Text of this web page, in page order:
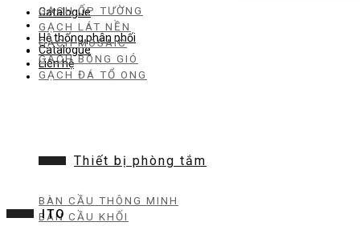
Catalogue
Hệ thống phân phối
Liên hệ
Catalogue
GẠCH ỐP TƯỜNG
GẠCH LÁT NỀN
GẠCH MOSAIC
GẠCH BÔNG GIÓ
GẠCH ĐÁ TỔ ONG
Thiết bị phòng tắm
BÀN CẦU THÔNG MINH
BÀN CẦU KHỐI
ITO